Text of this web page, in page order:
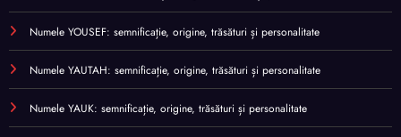
Numele YOUSEF: semnificație, origine, trăsături și personalitate
Numele YAUTAH: semnificație, origine, trăsături și personalitate
Numele YAUK: semnificație, origine, trăsături și personalitate